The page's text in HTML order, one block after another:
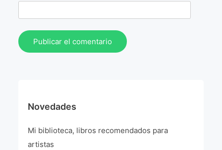
Novedades
Mi biblioteca, libros recomendados para
artistas